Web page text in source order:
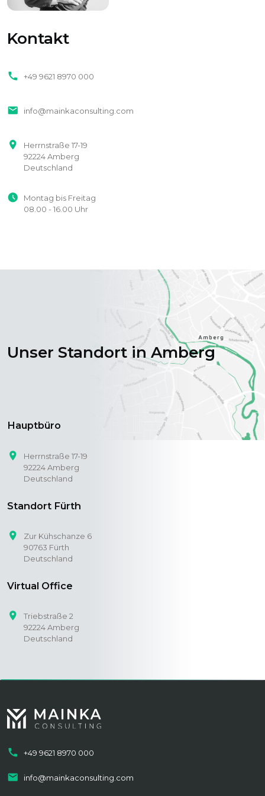
Kontakt
call +49 9621 8970 000
mail info@mainkaconsulting.com
place
Herrnstraße 17-19
92224 Amberg
Deutschland
access_time_filled
Montag bis Freitag
08.00 - 16.00 Uhr
Unser Standort in Amberg
Hauptbüro
place
Herrnstraße 17-19
92224 Amberg
Deutschland
Standort Fürth
place
Zur Kühschanze 6
90763 Fürth
Deutschland
Virtual Office
place
Triebstraße 2
92224 Amberg
Deutschland
call +49 9621 8970 000
mail info@mainkaconsulting.com